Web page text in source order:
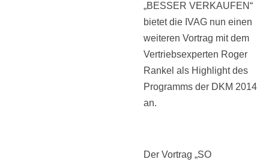
„BESSER VERKAUFEN“
bietet die IVAG nun einen
weiteren Vortrag mit dem
Vertriebsexperten Roger
Rankel als Highlight des
Programms der DKM 2014
an.
Der Vortrag „SO